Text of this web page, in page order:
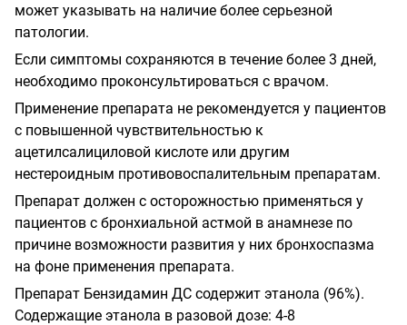
может указывать на наличие более серьезной
патологии.
Если симптомы сохраняются в течение более 3 дней,
необходимо проконсультироваться с врачом.
Применение препарата не рекомендуется у пациентов
с повышенной чувствительностью к
ацетилсалициловой кислоте или другим
нестероидным противовоспалительным препаратам.
Препарат должен с осторожностью применяться у
пациентов с бронхиальной астмой в анамнезе по
причине возможности развития у них бронхоспазма
на фоне применения препарата.
Препарат Бензидамин ДС содержит этанола (96%).
Содержащие этанола в разовой дозе: 4-8